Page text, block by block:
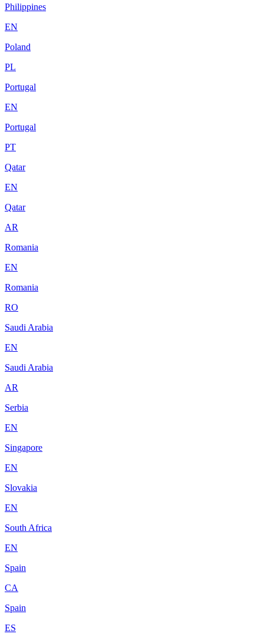
Philippines
EN
Poland
PL
Portugal
EN
Portugal
PT
Qatar
EN
Qatar
AR
Romania
EN
Romania
RO
Saudi Arabia
EN
Saudi Arabia
AR
Serbia
EN
Singapore
EN
Slovakia
EN
South Africa
EN
Spain
CA
Spain
ES